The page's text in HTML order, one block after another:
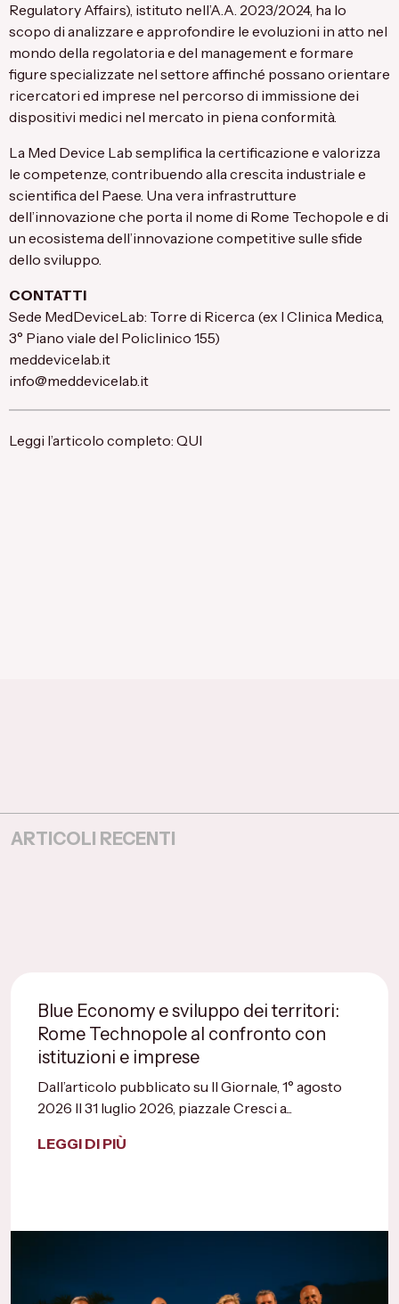
Regulatory Affairs), istituto nell’A.A. 2023/2024, ha lo
scopo di analizzare e approfondire le evoluzioni in atto nel
mondo della regolatoria e del management e formare
figure specializzate nel settore affinché possano orientare
ricercatori ed imprese nel percorso di immissione dei
dispositivi medici nel mercato in piena conformità.
La Med Device Lab semplifica la certificazione e valorizza
le competenze, contribuendo alla crescita industriale e
scientifica del Paese. Una vera infrastrutture
dell’innovazione che porta il nome di Rome Techopole e di
un ecosistema dell’innovazione competitive sulle sfide
dello sviluppo.
CONTATTI
Sede MedDeviceLab: Torre di Ricerca (ex I Clinica Medica,
3° Piano viale del Policlinico 155)
meddevicelab.it
info@meddevicelab.it
Leggi l’articolo completo: QUI
ARTICOLI RECENTI
Blue Economy e sviluppo dei territori:
Rome Technopole al confronto con
istituzioni e imprese
Dall’articolo pubblicato su Il Giornale, 1° agosto
2026 Il 31 luglio 2026, piazzale Cresci a...
LEGGI DI PIÙ